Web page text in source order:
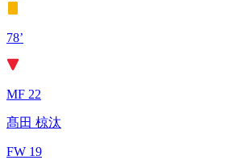
78’
MF 22
髙田 椋汰
FW 19